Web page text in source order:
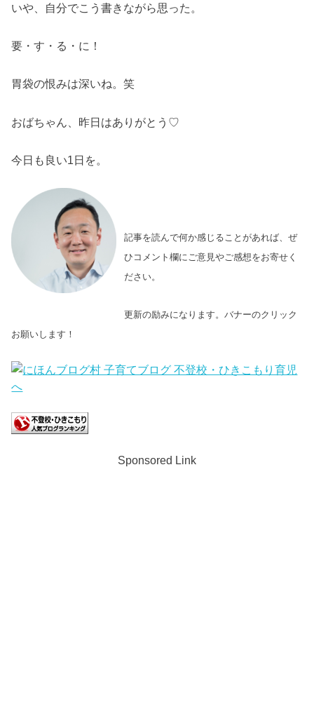
いや、自分でこう書きながら思った。
要・す・る・に！
胃袋の恨みは深いね。笑
おばちゃん、昨日はありがとう♡
今日も良い1日を。
記事を読んで何か感じることがあれば、ぜ
ひコメント欄にご意見やご感想をお寄せく
ださい。
更新の励みになります。バナーのクリック
お願いします！
Sponsored Link